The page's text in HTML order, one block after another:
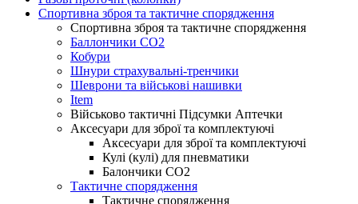
Спортивна зброя та тактичне спорядження
Спортивна зброя та тактичне спорядження
Баллончики CO2
Кобури
Шнури страхувальні-тренчики
Шеврони та військові нашивки
Item
Військово тактичні Підсумки Аптечки
Аксесуари для зброї та комплектуючі
Аксесуари для зброї та комплектуючі
Кулі (кулі) для пневматики
Балончики CO2
Тактичне спорядження
Тактичне спорядження